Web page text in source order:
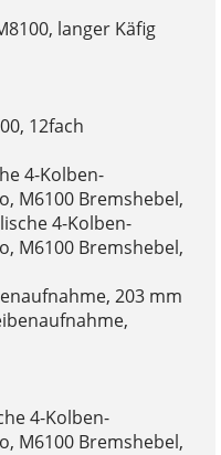
langer Käfig
12fach
4-Kolben-
M6100 Bremshebel,
4-Kolben-
M6100 Bremshebel,
203 mm
4-Kolben-
M6100 Bremshebel,